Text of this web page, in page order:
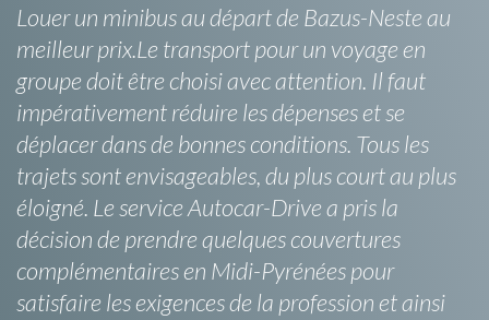
Louer un minibus au départ de Bazus-Neste au
meilleur prix.Le transport pour un voyage en
groupe doit être choisi avec attention. Il faut
impérativement réduire les dépenses et se
déplacer dans de bonnes conditions. Tous les
trajets sont envisageables, du plus court au plus
éloigné. Le service Autocar-Drive a pris la
décision de prendre quelques couvertures
complémentaires en Midi-Pyrénées pour
satisfaire les exigences de la profession et ainsi